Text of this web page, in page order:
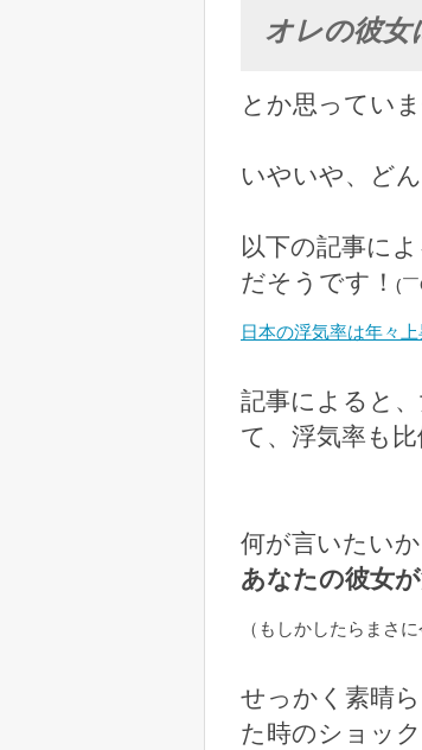
オレの彼
とか思ってい
いやいや、ど
以下の記事に
だそうです！ (
日本の浮気率は年々
記事によると
て、浮気率も
何が言いたいか
あなたの彼女
（もしかしたらまさ
せっかく素晴
た時のショッ